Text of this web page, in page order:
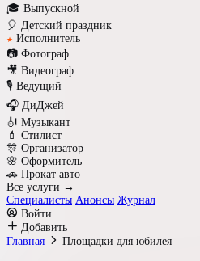
🎓 Выпускной
🎈 Детский праздник
★ Исполнитель
📷 Фотограф
🎥 Видеограф
🎙️ Ведущий
🎧 ДиДжей
🎻 Музыкант
💄 Стилист
🎊 Организатор
🌸 Оформитель
🚗 Прокат авто
Все услуги →
Специалисты Анонсы Журнал
Войти
Добавить
Главная
Площадки для юбилея